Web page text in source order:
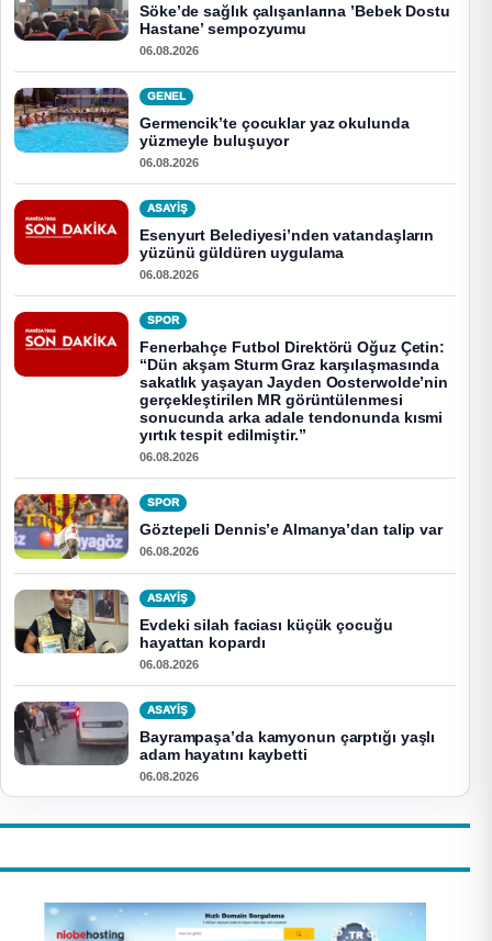
Söke’de sağlık çalışanlarına ’Bebek Dostu
Hastane’ sempozyumu
06.08.2026
GENEL
Germencik’te çocuklar yaz okulunda
yüzmeyle buluşuyor
06.08.2026
ASAYİŞ
Esenyurt Belediyesi’nden vatandaşların
yüzünü güldüren uygulama
06.08.2026
SPOR
Fenerbahçe Futbol Direktörü Oğuz Çetin:
“Dün akşam Sturm Graz karşılaşmasında
sakatlık yaşayan Jayden Oosterwolde’nin
gerçekleştirilen MR görüntülenmesi
sonucunda arka adale tendonunda kısmi
yırtık tespit edilmiştir.”
06.08.2026
SPOR
Göztepeli Dennis’e Almanya’dan talip var
06.08.2026
ASAYİŞ
Evdeki silah faciası küçük çocuğu
hayattan kopardı
06.08.2026
ASAYİŞ
Bayrampaşa’da kamyonun çarptığı yaşlı
adam hayatını kaybetti
06.08.2026